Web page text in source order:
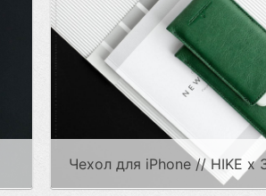
Чехол для iPhone // HIKE x